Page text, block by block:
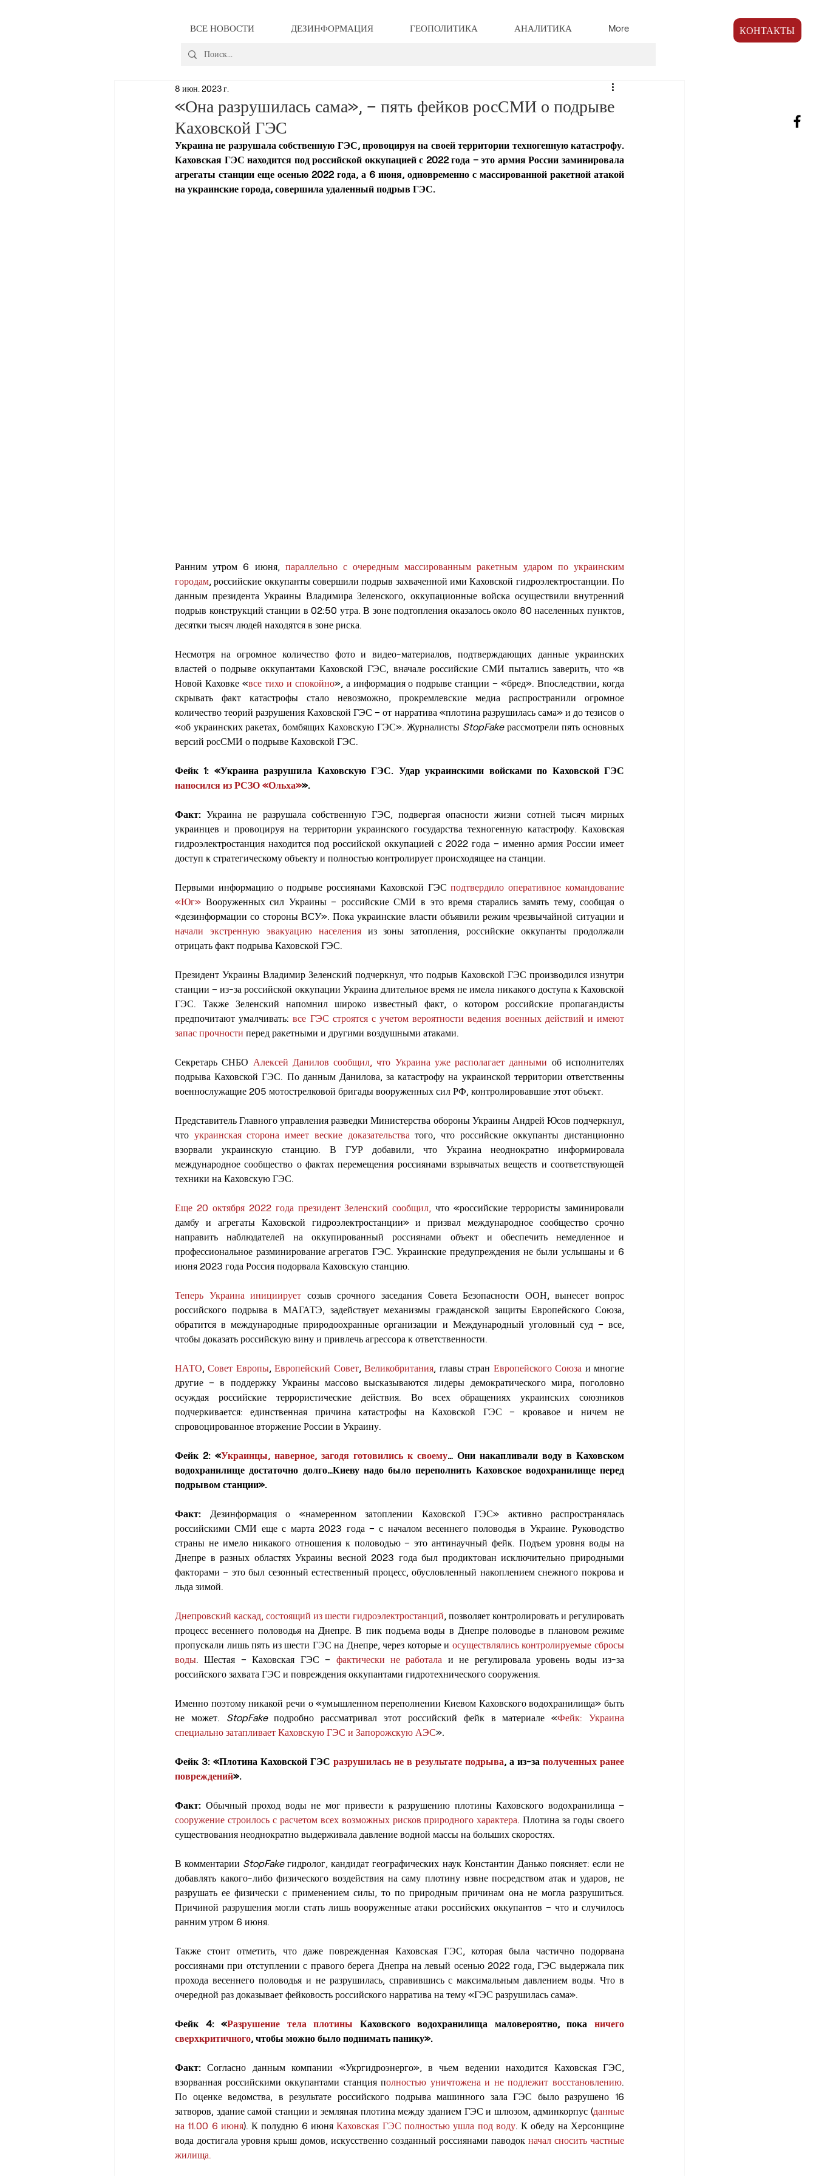
ВСЕ НОВОСТИ ДЕЗИНФОРМАЦИЯ ГЕОПОЛИТИКА АНАЛИТИКА More КОНТАКТЫ
«Она разрушилась сама», – пять фейков росСМИ о подрыве
Каховской ГЭС
8 июн. 2023 г.
Украина не разрушала собственную ГЭС, провоцируя на своей территории техногенную катастрофу.
Каховская ГЭС находится под российской оккупацией с 2022 года – это армия России заминировала
агрегаты станции еще осенью 2022 года, а 6 июня, одновременно с массированной ракетной атакой
на украинские города, совершила удаленный подрыв ГЭС.
Ранним утром 6 июня, параллельно с очередным массированным ракетным ударом по украинским
городам, российские оккупанты совершили подрыв захваченной ими Каховской гидроэлектростанции. По
данным президента Украины Владимира Зеленского, оккупационные войска осуществили внутренний
подрыв конструкций станции в 02:50 утра. В зоне подтопления оказалось около 80 населенных пунктов,
десятки тысяч людей находятся в зоне риска.
Несмотря на огромное количество фото и видео-материалов, подтверждающих данные украинских
властей о подрыве оккупантами Каховской ГЭС, вначале российские СМИ пытались заверить, что «в
Новой Каховке «все тихо и спокойно», а информация о подрыве станции – «бред». Впоследствии, когда
скрывать факт катастрофы стало невозможно, прокремлевские медиа распространили огромное
количество теорий разрушения Каховской ГЭС – от нарратива «плотина разрушилась сама» и до тезисов о
«об украинских ракетах, бомбящих Каховскую ГЭС». Журналисты StopFake рассмотрели пять основных
версий росСМИ о подрыве Каховской ГЭС.
наносился из РСЗО «Ольха»».
Факт: Украина не разрушала собственную ГЭС, подвергая опасности жизни сотней тысяч мирных
украинцев и провоцируя на территории украинского государства техногенную катастрофу. Каховская
гидроэлектростанция находится под российской оккупацией с 2022 года – именно армия России имеет
доступ к стратегическому объекту и полностью контролирует происходящее на станции.
Первыми информацию о подрыве россиянами Каховской ГЭС подтвердило оперативное командование
«Юг» Вооруженных сил Украины – российские СМИ в это время старались замять тему, сообщая о
начали экстренную эвакуацию населения из зоны затопления, российские оккупанты продолжали
отрицать факт подрыва Каховской ГЭС.
Президент Украины Владимир Зеленский подчеркнул, что подрыв Каховской ГЭС производился изнутри
станции – из-за российской оккупации Украина длительное время не имела никакого доступа к Каховской
ГЭС. Также Зеленский напомнил широко известный факт, о котором российские пропагандисты
предпочитают умалчивать: все ГЭС строятся с учетом вероятности ведения военных действий и имеют
запас прочности перед ракетными и другими воздушными атаками.
Секретарь СНБО Алексей Данилов сообщил, что Украина уже располагает данными об исполнителях
подрыва Каховской ГЭС. По данным Данилова, за катастрофу на украинской территории ответственны
военнослужащие 205 мотострелковой бригады вооруженных сил РФ, контролировавшие этот объект.
Представитель Главного управления разведки Министерства обороны Украины Андрей Юсов подчеркнул,
что украинская сторона имеет веские доказательства того, что российские оккупанты дистанционно
взорвали украинскую станцию. В ГУР добавили, что Украина неоднократно информировала
международное сообщество о фактах перемещения россиянами взрывчатых веществ и соответствующей
техники на Каховскую ГЭС.
Еще 20 октября 2022 года президент Зеленский сообщил, что «российские террористы заминировали
дамбу и агрегаты Каховской гидроэлектростанции» и призвал международное сообщество срочно
направить наблюдателей на оккупированный россиянами объект и обеспечить немедленное и
профессиональное разминирование агрегатов ГЭС. Украинские предупреждения не были услышаны и 6
июня 2023 года Россия подорвала Каховскую станцию.
Теперь Украина инициирует созыв срочного заседания Совета Безопасности ООН, вынесет вопрос
российского подрыва в МАГАТЭ, задействует механизмы гражданской защиты Европейского Союза,
обратится в международные природоохранные организации и Международный уголовный суд – все,
чтобы доказать российскую вину и привлечь агрессора к ответственности.
НАТО, Совет Европы, Европейский Совет, Великобритания, главы стран Европейского Союза и многие
другие – в поддержку Украины массово высказываются лидеры демократического мира, поголовно
осуждая российские террористические действия. Во всех обращениях украинских союзников
подчеркивается: единственная причина катастрофы на Каховской ГЭС – кровавое и ничем не
спровоцированное вторжение России в Украину.
Фейк 2: «Украинцы, наверное, загодя готовились к своему… Они накапливали воду в Каховском
водохранилище достаточно долго…Киеву надо было переполнить Каховское водохранилище перед
подрывом станции».
Факт: Дезинформация о «намеренном затоплении Каховской ГЭС» активно распространялась
российскими СМИ еще с марта 2023 года – с началом весеннего половодья в Украине. Руководство
страны не имело никакого отношения к половодью – это антинаучный фейк. Подъем уровня воды на
Днепре в разных областях Украины весной 2023 года был продиктован исключительно природными
факторами – это был сезонный естественный процесс, обусловленный накоплением снежного покрова и
льда зимой.
Днепровский каскад, состоящий из шести гидроэлектростанций, позволяет контролировать и регулировать
процесс весеннего половодья на Днепре. В пик подъема воды в Днепре половодье в плановом режиме
пропускали лишь пять из шести ГЭС на Днепре, через которые и осуществлялись контролируемые сбросы
воды. Шестая – Каховская ГЭС – фактически не работала и не регулировала уровень воды из-за
российского захвата ГЭС и повреждения оккупантами гидротехнического сооружения.
Именно поэтому никакой речи о «умышленном переполнении Киевом Каховского водохранилища» быть
не может. StopFake подробно рассматривал этот российский фейк в материале «Фейк: Украина
специально затапливает Каховскую ГЭС и Запорожскую АЭС».
Фейк 3: «Плотина Каховской ГЭС разрушилась не в результате подрыва, а из-за полученных ранее
повреждений».
Факт:
сооружение строилось с расчетом всех возможных рисков природного характера. Плотина за годы своего
существования неоднократно выдерживала давление водной массы на больших скоростях.
В комментарии StopFake гидролог, кандидат географических наук Константин Данько поясняет: если не
добавлять какого-либо физического воздействия на саму плотину извне посредством атак и ударов, не
разрушать ее физически с применением силы, то по природным причинам она не могла разрушиться.
Причиной разрушения могли стать лишь вооруженные атаки российских оккупантов – что и случилось
ранним утром 6 июня.
Также стоит отметить, что даже поврежденная Каховская ГЭС, которая была частично подорвана
россиянами при отступлении с правого берега Днепра на левый осенью 2022 года, ГЭС выдержала пик
прохода весеннего половодья и не разрушилась, справившись с максимальным давлением воды. Что в
очередной раз доказывает фейковость российского нарратива на тему «ГЭС разрушилась сама».
Фейк 4: «Разрушение тела плотины Каховского водохранилища маловероятно, пока ничего
сверхкритичного, чтобы можно было поднимать панику».
Факт: Согласно данным компании «Укргидроэнерго», в чьем ведении находится Каховская ГЭС,
взорванная российскими оккупантами станция полностью уничтожена и не подлежит восстановлению.
По оценке ведомства, в результате российского подрыва машинного зала ГЭС было разрушено 16
затворов, здание самой станции и земляная плотина между зданием ГЭС и шлюзом, админкорпус (данные
на 11.00 6 июня). К полудню 6 июня Каховская ГЭС полностью ушла под воду. К обеду на Херсонщине
вода достигала уровня крыш домов, искусственно созданный россиянами паводок начал сносить частные
жилища.